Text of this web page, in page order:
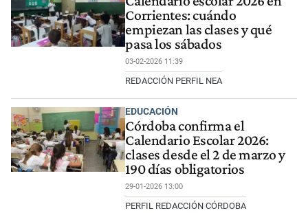
Corrientes: cuándo
empiezan las clases y qué
pasa los sábados
03-02-2026 11:39
REDACCIÓN PERFIL NEA
EDUCACIÓN
Córdoba confirma el
Calendario Escolar 2026:
clases desde el 2 de marzo y
190 días obligatorios
29-01-2026 13:00
PERFIL REDACCIÓN CÓRDOBA